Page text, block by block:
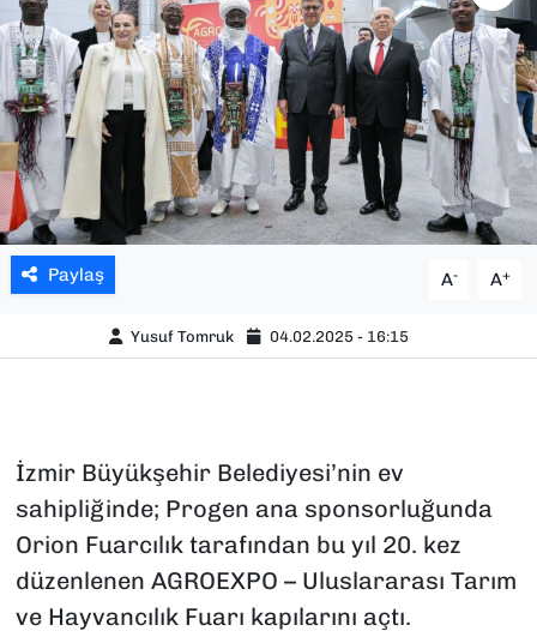
Paylaş A- A+
Yusuf Tomruk 04.02.2025 - 16:15
İzmir Büyükşehir Belediyesi’nin ev
sahipliğinde; Progen ana sponsorluğunda
Orion Fuarcılık tarafından bu yıl 20. kez
düzenlenen AGROEXPO – Uluslararası Tarım
ve Hayvancılık Fuarı kapılarını açtı.
YEREL YÖNETİMLER